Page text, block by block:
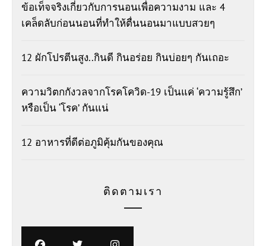
ข้อเท็จจริงเกี่ยวกับการนอนเพื่อความงาม และ 4
เคล็ดลับก่อนนอนที่ทำให้ตื่นนอนมาแบบสวยๆ
12 ผักโปรตีนสูง..กินดี กินอร่อย กินบ่อยๆ กันเถอะ
ความวิตกกังวลจากโรคโควิด-19 เป็นแค่ ‘ความรู้สึก’
หรือเป็น ‘โรค’ กันแน่
12 อาหารที่ดีต่อภูมิคุ้มกันของคุณ
ติดตามเรา